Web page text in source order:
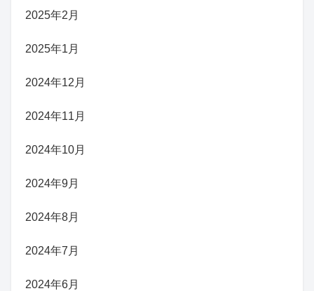
2025年2月
2025年1月
2024年12月
2024年11月
2024年10月
2024年9月
2024年8月
2024年7月
2024年6月